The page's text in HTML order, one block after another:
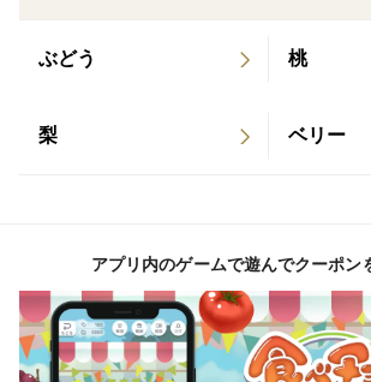
ぶどう 桃
梨 ベリー
アプリ内のゲームで遊んでクーポン